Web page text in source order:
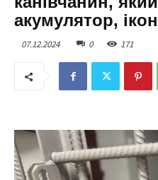
акумулятор,
07.12.2024 0 171